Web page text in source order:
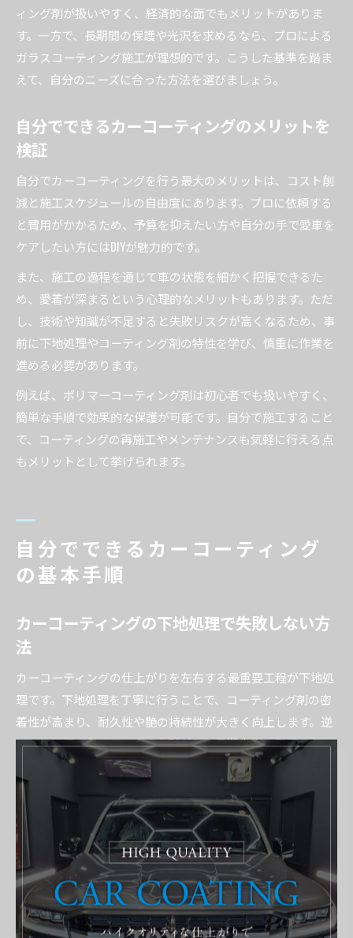
ィング剤が扱いやすく、経済的な面でもメリットがありま
す。一方で、長期間の保護や光沢を求めるなら、プロによる
ガラスコーティング施工が理想的です。こうした基準を踏ま
えて、自分のニーズに合った方法を選びましょう。
自分でできるカーコーティングのメリットを
検証
自分でカーコーティングを行う最大のメリットは、コスト削
減と施工スケジュールの自由度にあります。プロに依頼する
と費用がかかるため、予算を抑えたい方や自分の手で愛車を
ケアしたい方にはDIYが魅力的です。
また、施工の過程を通じて車の状態を細かく把握できるた
め、愛着が深まるという心理的なメリットもあります。ただ
し、技術や知識が不足すると失敗リスクが高くなるため、事
前に下地処理やコーティング剤の特性を学び、慎重に作業を
進める必要があります。
例えば、ポリマーコーティング剤は初心者でも扱いやすく、
簡単な手順で効果的な保護が可能です。自分で施工すること
で、コーティングの再施工やメンテナンスも気軽に行える点
もメリットとして挙げられます。
自分でできるカーコーティング
の基本手順
カーコーティングの下地処理で失敗しない方
法
カーコーティングの仕上がりを左右する最重要工程が下地処
理です。下地処理を丁寧に行うことで、コーティング剤の密
着性が高まり、耐久性や艶の持続性が大きく向上します。逆
にこの工程を怠ると、ムラや剥がれ、早期劣化の原因とな
り、せっかくの施工が台無しになってしまいます。
具体的には、洗車で車体の汚れや油分をしっかり落とし、次
に研磨作業で細かなキズやシミを除去します。研磨は専用の
機械やコンパウンドを使用し、平滑な塗装面を作ることがポ
イントです。最後に脱脂を行い、手や埃の付着を防ぐこと
で、コーティング剤の密着を最大化します。
プロに任せる場合は、これらの下地処理を高性能な機器と専